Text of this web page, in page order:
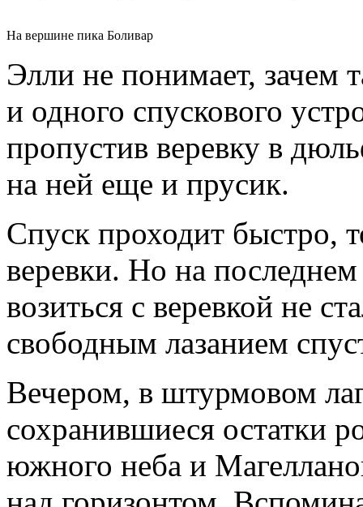
На вершине пика Боливар
Элли не понимает, зачем
и одного спускового
пропустив веревку в
на ней еще и прусик.
Спуск проходит быстро,
веревки. Но на
возиться с веревкой не
свободным лазанием
Вечером, в штурмовом
сохранившиеся остатки
южного неба и